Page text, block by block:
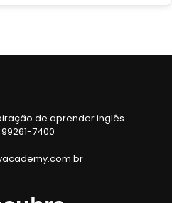
de aprender inglês.
99261-7400